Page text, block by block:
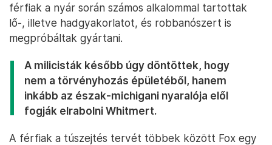
férfiak a nyár során számos alkalommal tartottak
lő-, illetve hadgyakorlatot, és robbanószert is
megpróbáltak gyártani.
A milicisták később úgy döntöttek, hogy
nem a törvényhozás épületéből, hanem
inkább az észak-michigani nyaralója elől
fogják elrabolni Whitmert.
A férfiak a túszejtés tervét többek között Fox egy